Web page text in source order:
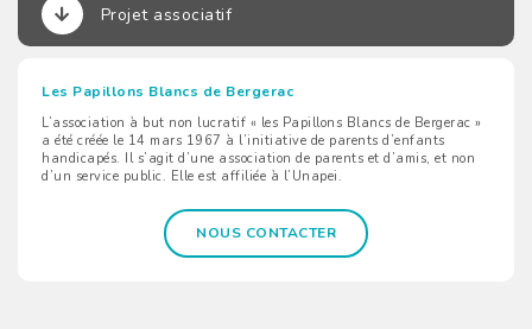
Projet associatif
Les Papillons Blancs de Bergerac
L’association à but non lucratif « les Papillons Blancs de Bergerac »
a été créée le 14 mars 1967 à l’initiative de parents d’enfants
handicapés. Il s’agit d’une association de parents et d’amis, et non
d’un service public. Elle est affiliée à l’Unapei.
NOUS CONTACTER